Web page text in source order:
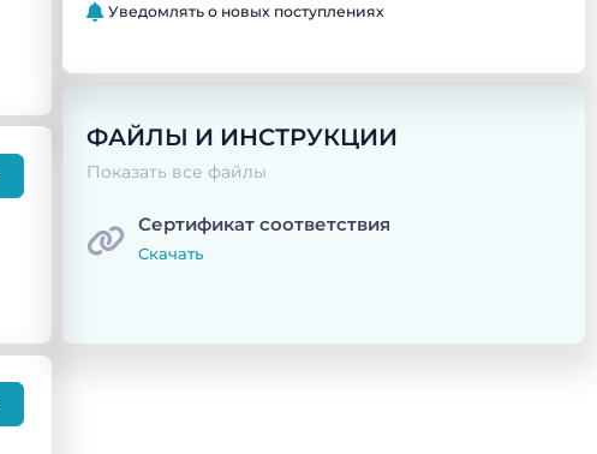
Уведомлять о новых поступлениях
ФАЙЛЫ И ИНСТРУКЦИИ
Показать все файлы
Сертификат соответствия
Скачать